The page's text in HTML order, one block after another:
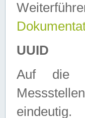
UUID
Auf die
eindeutig.